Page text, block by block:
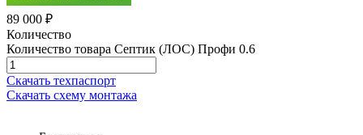
89 000 ₽
Количество
Количество товара Септик (ЛОС) Профи 0.6
Скачать техпаспорт
Скачать схему монтажа